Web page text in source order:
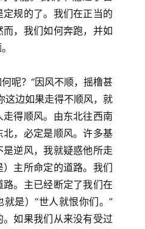
规的了。我们在正当的
，我们如何奔跑，并如
呢？“因风不顺，摇橹甚
这边如果走得不顺风，就
得顺风。由东北往西南
，必定是顺风。许多基
逆风，我就疑惑他所走
主所命定的道路。我们
。主已经断定了我们在
是）“世人就恨你们。”
如果我们从来没有受过